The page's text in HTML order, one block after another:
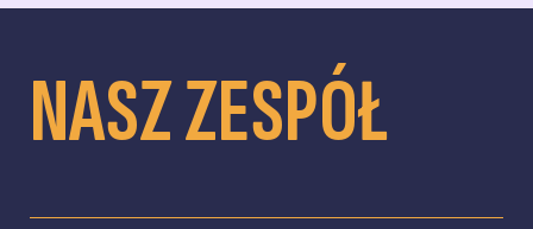
podzielają nasze wartości.
społeczności i partnerów, którym chcemy
ciągłe integrowanie nowych spostrzeżeń w
celu wywierania wpływu społecznego.
NASZ ZESPÓŁ